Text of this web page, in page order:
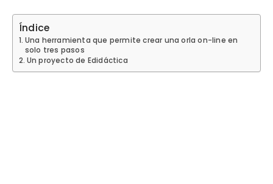
Índice
Una herramienta que permite crear una orla on-line en
solo tres pasos
Un proyecto de Edidáctica